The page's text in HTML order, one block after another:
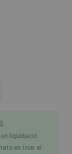
liquidació.
en triar el